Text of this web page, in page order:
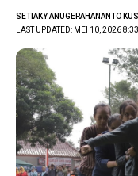
LAST UPDATED: MEI 10, 2026
SETIAKY ANUGERAHANANTO